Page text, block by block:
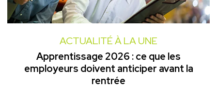
ACTUALITÉ À LA UNE
Apprentissage 2026 : ce que les
employeurs doivent anticiper avant la
rentrée